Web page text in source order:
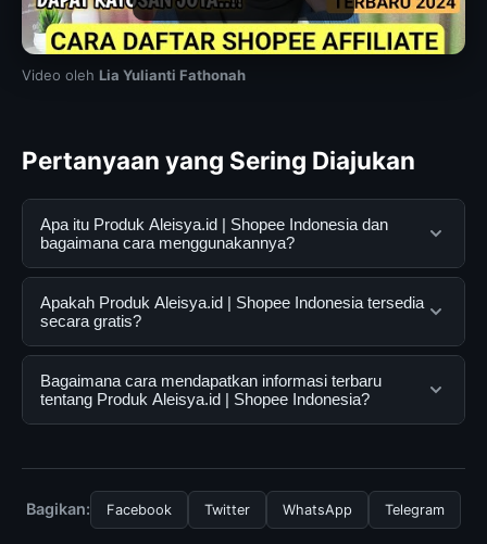
Video oleh Lia Yulianti Fathonah
Pertanyaan yang Sering Diajukan
Apa itu Produk Aleisya.id | Shopee Indonesia dan
bagaimana cara menggunakannya?
Produk Aleisya.id | Shopee Indonesia adalah layanan
digital yang dirancang untuk membantu pengguna
mendapatkan informasi lengkap dan terpercaya. Anda
dapat menggunakannya dengan mengunjungi situs
resmi dan mengikuti panduan yang tersedia.
Apakah Produk Aleisya.id | Shopee Indonesia tersedia
secara gratis?
Ya, Produk Aleisya.id | Shopee Indonesia dapat diakses
secara gratis oleh semua pengguna. Tidak ada biaya
tersembunyi atau langganan yang diperlukan untuk
Bagaimana cara mendapatkan informasi terbaru
tentang Produk Aleisya.id | Shopee Indonesia?
halaman resmi kami secara berkala. Kami selalu
memperbarui konten dengan informasi terkini dan
Bagikan: Facebook Twitter WhatsApp Telegram